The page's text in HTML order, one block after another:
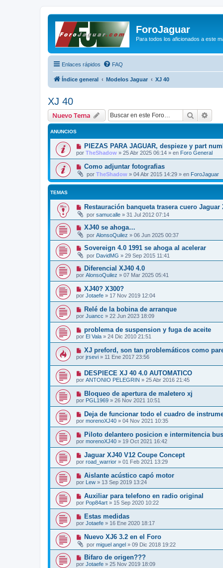
ForoJaguar
Para todos los aficionados a este
Enlaces rápidos FAQ
Índice general Modelos Jaguar XJ 40
XJ 40
Nuevo Tema Buscar
ANUNCIOS
PIEZAS PARA JAGUAR, despieze y part
por TheShadow » 25 Abr 2025 06:14 » en Foro General
Como adjuntar fotografias
por TheShadow » 04 Abr 2015 14:29 » en ForoJaguar
TEMAS
Restauración banqueta trasera cuero Jaguar
por samucalle » 31 Jul 2012 07:14
XJ40 se ahoga…
por AlonsoQuilez » 06 Jun 2025 00:37
Sovereign 4.0 1991 se ahoga al acelerar
por DavidMG » 29 Sep 2015 11:41
Diferencial XJ40 4.0
por AlonsoQuilez » 07 Mar 2025 05:41
XJ40? X300?
por Jotaefe » 17 Nov 2019 12:04
Relé de la bobina de arranque
por Juancc » 22 Jun 2023 18:09
problema de suspension y fuga de aceite
por El Vala » 24 Dic 2010 21:51
XJ preford, son tan problemáticos como
por jrsevi » 11 Ene 2017 23:56
DESPIECE XJ 40 4.0 AUTOMATICO
por ANTONIO PELEGRIN » 25 Abr 2016 21:45
Bloqueo de apertura de maletero xj
por PGL1969 » 26 Nov 2021 10:51
Deja de funcionar todo el cuadro de
por morenoXJ40 » 04 Nov 2021 10:35
Piloto delantero posicion e intermitencia
por morenoXJ40 » 19 Oct 2021 16:42
Jaguar XJ40 V12 Coupe Concept
por road_warrior » 01 Feb 2021 13:29
Aislante acústico capó motor
por Lew » 13 Sep 2019 13:24
Auxiliar para telefono en radio original
por Pop84art » 15 Sep 2020 10:22
Estas medidas
por Jotaefe » 16 Ene 2020 18:17
Nuevo XJ6 3.2 en el Foro
por miguel angel » 09 Dic 2018 19:22
Bifaro de origen???
por Jotaefe » 25 Nov 2019 18:09